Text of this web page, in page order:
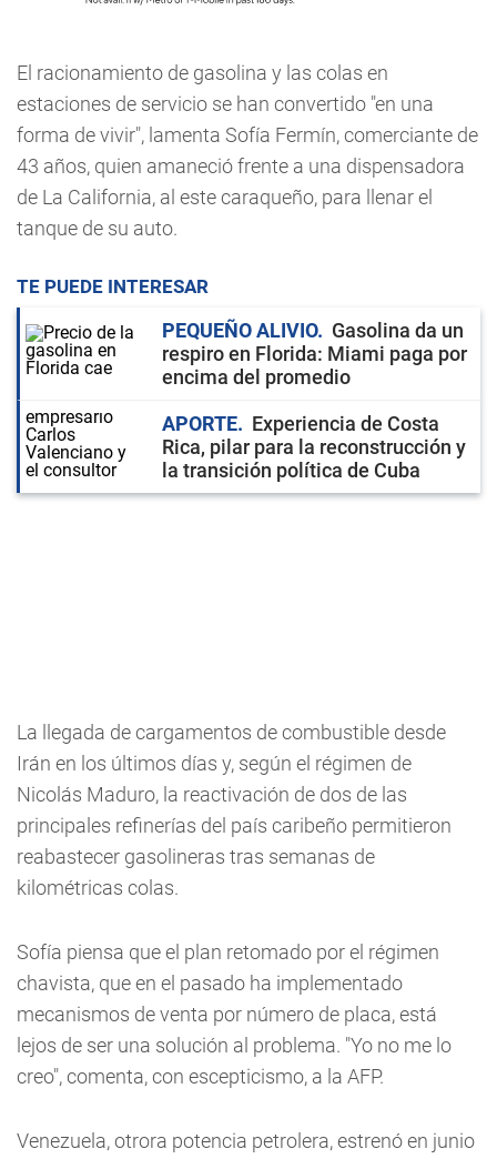
El racionamiento de gasolina y las colas en
estaciones de servicio se han convertido "en una
forma de vivir", lamenta Sofía Fermín, comerciante de
43 años, quien amaneció frente a una dispensadora
de La California, al este caraqueño, para llenar el
tanque de su auto.
TE PUEDE INTERESAR
PEQUEÑO ALIVIO
Gasolina da un
respiro en Florida: Miami paga por
encima del promedio
APORTE
Experiencia de Costa
Rica, pilar para la reconstrucción y
la transición política de Cuba
La llegada de cargamentos de combustible desde
Irán en los últimos días y, según el régimen de
Nicolás Maduro, la reactivación de dos de las
principales refinerías del país caribeño permitieron
reabastecer gasolineras tras semanas de
kilométricas colas.
Sofía piensa que el plan retomado por el régimen
chavista, que en el pasado ha implementado
mecanismos de venta por número de placa, está
lejos de ser una solución al problema. "Yo no me lo
creo", comenta, con escepticismo, a la AFP.
Venezuela, otrora potencia petrolera, estrenó en junio